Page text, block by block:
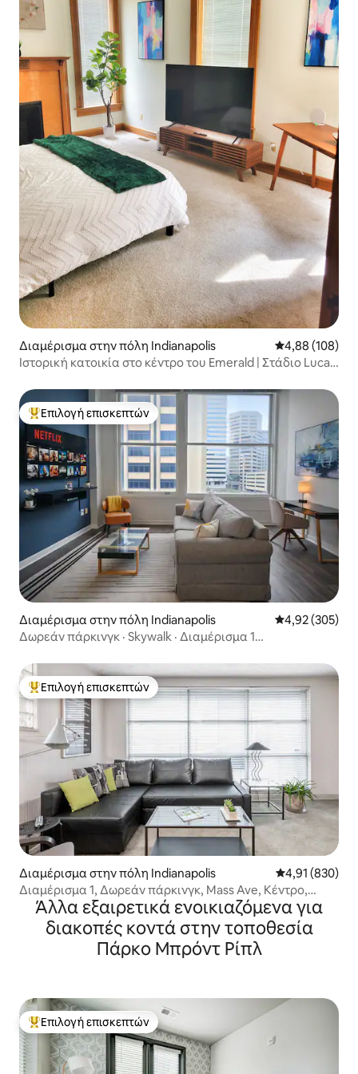
Διαμέρισμα στην πόλη Indianapolis Μέση
4,88 (108)
Ιστορική κατοικία στο κέντρο του Emerald | Στάδιο Lucas
Κορυφαία επιλογή επισκεπτών
Επιλογή επισκεπτών
Διαμέρισμα στην πόλη Indianapolis Μέση
4,92 (305)
Δωρεάν πάρκινγκ · Skywalk · Διαμέρισμα 1
πόδια
Κορυφαία επιλογή επισκεπτών
Επιλογή επισκεπτών
Διαμέρισμα στην πόλη Indianapolis Μέση
4,91 (830)
Διαμέρισμα 1, Δωρεάν πάρκινγκ, Mass Ave, Κέντρο,
Υπέρδιπλο κρεβάτι
Άλλα εξαιρετικά ενοικιαζόμενα για
διακοπές κοντά στην τοποθεσία
Πάρκο Μπρόντ Ρίπλ
Κορυφαία επιλογή επισκεπτών
Επιλογή επισκεπτών